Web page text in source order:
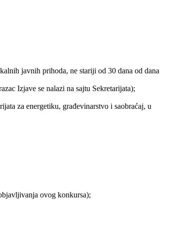
javnih prihoda, ne stariji od 30 dana od dana
Izjave se nalazi na sajtu Sekretarijata);
za energetiku, građevinarstvo i saobraćaj, u
ovog konkursa);